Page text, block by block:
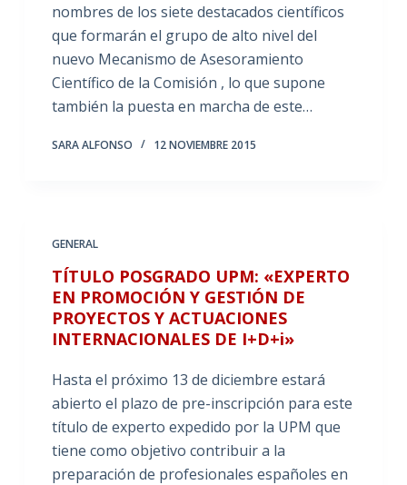
nombres de los siete destacados científicos
que formarán el grupo de alto nivel del
nuevo Mecanismo de Asesoramiento
Científico de la Comisión , lo que supone
también la puesta en marcha de este…
SARA ALFONSO 12 NOVIEMBRE 2015
GENERAL
TÍTULO POSGRADO UPM: «EXPERTO
EN PROMOCIÓN Y GESTIÓN DE
PROYECTOS Y ACTUACIONES
INTERNACIONALES DE I+D+i»
Hasta el próximo 13 de diciembre estará
abierto el plazo de pre-inscripción para este
título de experto expedido por la UPM que
tiene como objetivo contribuir a la
preparación de profesionales españoles en